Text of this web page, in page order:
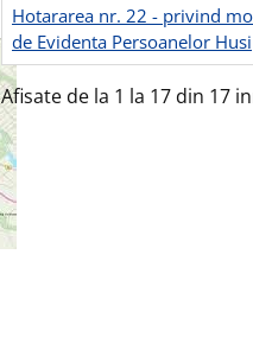
Hotararea nr. 22 - privind
de Evidenta Persoanelor Husi
Afisate de la 1 la 17 din 17